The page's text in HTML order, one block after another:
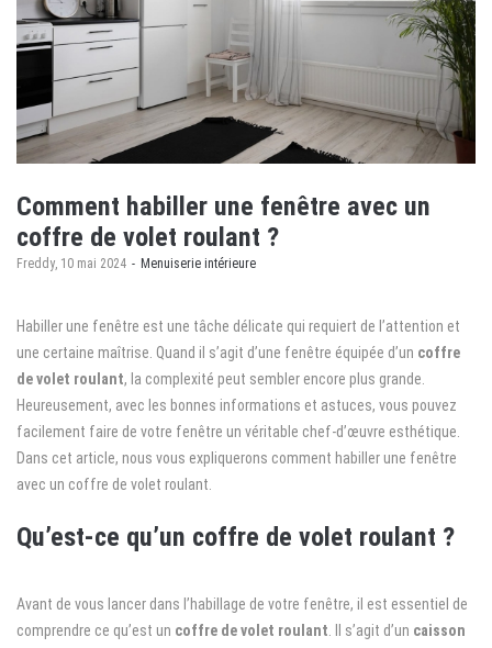
Comment habiller une fenêtre avec un
coffre de volet roulant ?
by
Freddy 10 mai 2024 Menuiserie intérieure
Habiller une fenêtre est une tâche délicate qui requiert de l’attention et
une certaine maîtrise. Quand il s’agit d’une fenêtre équipée d’un coffre
de volet roulant, la complexité peut sembler encore plus grande.
Heureusement, avec les bonnes informations et astuces, vous pouvez
facilement faire de votre fenêtre un véritable chef-d’œuvre esthétique.
Dans cet article, nous vous expliquerons comment habiller une fenêtre
avec un coffre de volet roulant.
Qu’est-ce qu’un coffre de volet roulant ?
Avant de vous lancer dans l’habillage de votre fenêtre, il est essentiel de
comprendre ce qu’est un coffre de volet roulant . Il s’agit d’un caisson